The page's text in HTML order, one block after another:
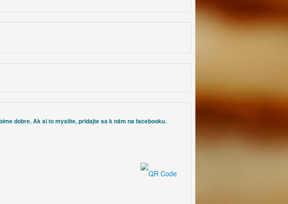
dobre. Ak si to myslíte, pridajte sa k nám na facebooku.